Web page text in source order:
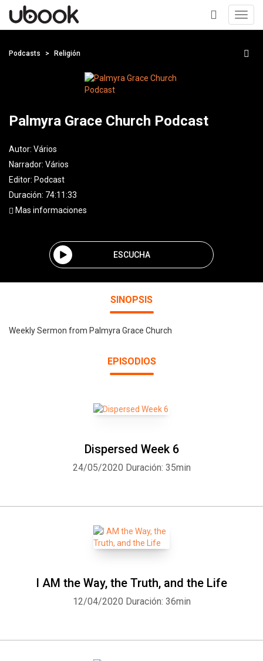
+
Podcasts Religión
Palmyra Grace Church Podcast
Autor: Vários
Narrador: Vários
Editor: Podcast
Duración: 74:11:33
Mas informaciones
ESCUCHA
SINOPSIS
Weekly Sermon from Palmyra Grace Church
EPISODIOS
Dispersed Week 6
24/05/2020 Duración: 35min
I AM the Way, the Truth, and the Life
12/04/2020 Duración: 36min